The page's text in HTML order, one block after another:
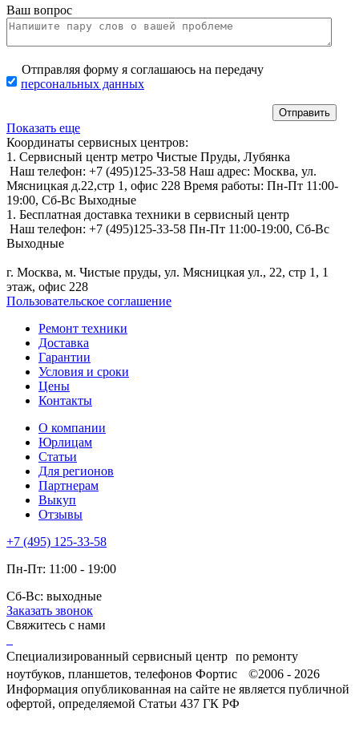
Ваш вопрос
Отправляя форму я соглашаюсь на передачу
персональных данных
Показать еще
Координаты сервисных центров:
1. Сервисный центр метро Чистые Пруды, Лубянка
Наш телефон: +7 (495)125-33-58 Наш адрес: Москва, ул.
Мясницкая д.22,стр 1, офис 228 Время работы: Пн-Пт 11:00-
19:00, Сб-Вс Выходные
1. Бесплатная доставка техники в сервисный центр
Наш телефон: +7 (495)125-33-58 Пн-Пт 11:00-19:00, Сб-Вс
Выходные
г. Москва, м. Чистые пруды, ул. Мясницкая ул., 22, стр 1, 1
этаж, офис 228
Пользовательское соглашение
Ремонт техники
Доставка
Гарантии
Условия и сроки
Цены
Контакты
О компании
Юрлицам
Статьи
Для регионов
Партнерам
Выкуп
Отзывы
+7 (495) 125-33-58
Пн-Пт: 11:00 - 19:00
Сб-Вс: выходные
Заказать звонок
Свяжитесь с нами
Специализированный сервисный центр по ремонту
ноутбуков, планшетов, телефонов Фортис ©2006 - 2026
Информация опубликованная на сайте не является публичной
офертой, определяемой Статьи 437 ГК РФ